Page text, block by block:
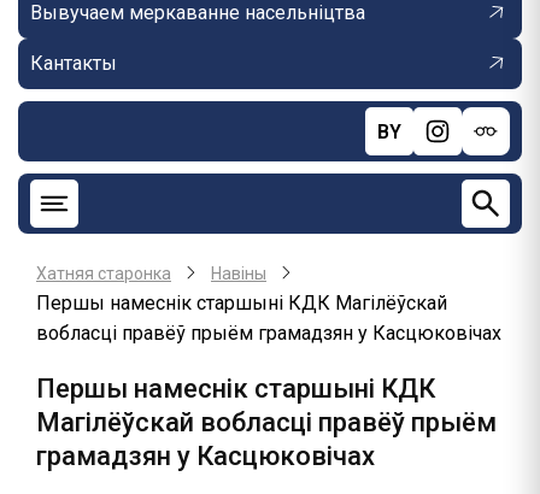
Вывучаем меркаванне насельніцтва
Кантакты
BY
Хатняя старонка Навiны
Першы намеснік старшыні КДК Магілёўскай
вобласці правёў прыём грамадзян у Касцюковічах
Першы намеснік старшыні КДК
Магілёўскай вобласці правёў прыём
грамадзян у Касцюковічах